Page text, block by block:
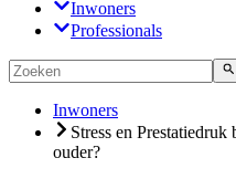
Inwoners
Professionals
Inwoners
Stress en
ouder?